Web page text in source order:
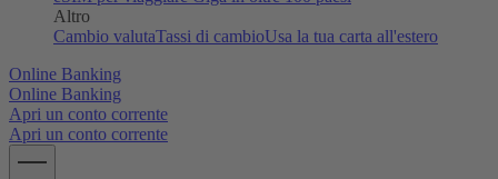
Altro
Cambio valutaTassi di cambioUsa la tua carta all'estero
Online Banking
Online Banking
Apri un conto corrente
Apri un conto corrente